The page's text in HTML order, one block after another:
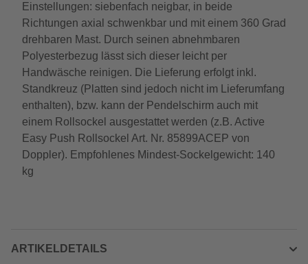
Einstellungen: siebenfach neigbar, in beide
Richtungen axial schwenkbar und mit einem 360 Grad
drehbaren Mast. Durch seinen abnehmbaren
Polyesterbezug lässt sich dieser leicht per
Handwäsche reinigen. Die Lieferung erfolgt inkl.
Standkreuz (Platten sind jedoch nicht im Lieferumfang
enthalten), bzw. kann der Pendelschirm auch mit
einem Rollsockel ausgestattet werden (z.B. Active
Easy Push Rollsockel Art. Nr. 85899ACEP von
Doppler). Empfohlenes Mindest-Sockelgewicht: 140
kg
ARTIKELDETAILS